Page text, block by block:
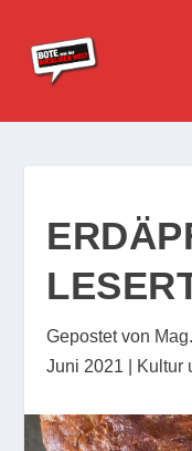
Gepostet von
Juni 2021
Kultur